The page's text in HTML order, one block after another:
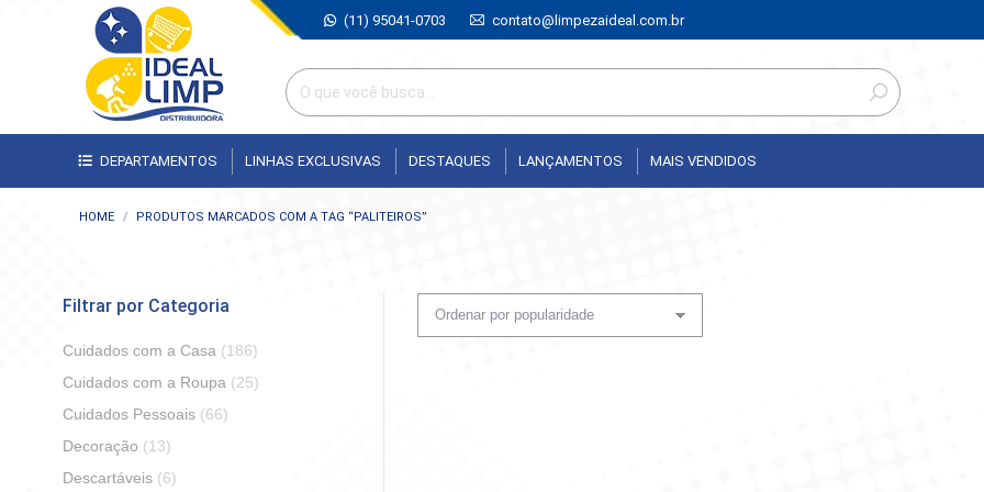
(11) 95041-0703 contato@limpezaideal.com.br
DEPARTAMENTOS LINHAS EXCLUSIVAS DESTAQUES LANÇAMENTOS MAIS VENDIDOS
Você está aqui:
HOME PRODUTOS MARCADOS COM A TAG “PALITEIROS”
Filtrar por Categoria
Cuidados com a Casa (186)
Cuidados com a Roupa (25)
Cuidados Pessoais (66)
Decoração (13)
Descartáveis (6)